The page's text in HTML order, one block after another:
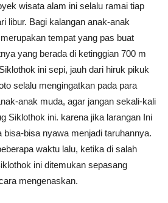
wisata alam ini selalu ramai tiap
libur. Bagi kalangan anak-anak
tempat yang pas buat
yang berada di ketinggian 700 m
ini sepi, jauh dari hiruk pikuk
selalu mengingatkan pada para
anak muda, agar jangan sekali-kali
Siklothok ini. karena jika larangan Ini
bisa-bisa nyawa menjadi taruhannya.
waktu lalu, ketika di salah
ini ditemukan sepasang
mengenaskan.